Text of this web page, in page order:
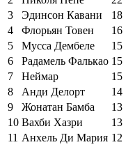
3
Эдинсон Кавани
18
4
Флорьян Товен
16
5
Мусса Дембеле
15
6
Радамель Фалькао 15
7
Неймар
15
8
Анди Делорт
14
9
Жонатан Бамба
13
10 Вахби Хазри
13
11 Анхель Ди Мария 12